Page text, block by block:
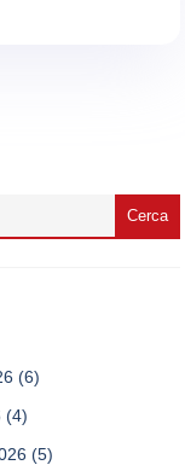
(6)
(4)
(5)